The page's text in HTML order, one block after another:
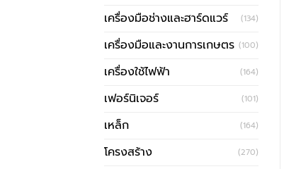
เครื่องมือช่างและฮาร์ดแวร์ (134)
เครื่องมือและงานการเกษตร (100)
เครื่องใช้ไฟฟ้า (164)
เฟอร์นิเจอร์ (101)
เหล็ก (164)
โครงสร้าง (270)